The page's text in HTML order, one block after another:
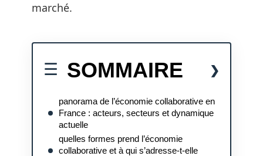
marché.
SOMMAIRE
panorama de l’économie collaborative en
France : acteurs, secteurs et dynamique
actuelle
quelles formes prend l’économie
collaborative et à qui s’adresse-t-elle